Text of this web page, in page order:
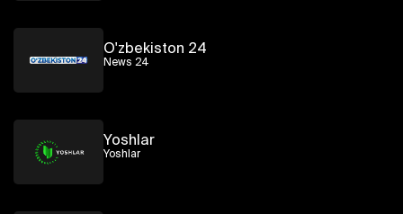
O'zbekiston 24
News 24
Yoshlar
Yoshlar